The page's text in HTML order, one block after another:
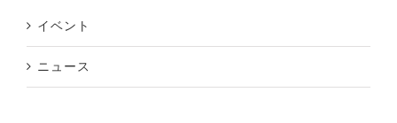
イベント
ニュース